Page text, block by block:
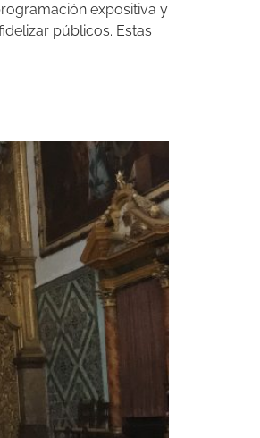
expositiva y
públicos. Estas